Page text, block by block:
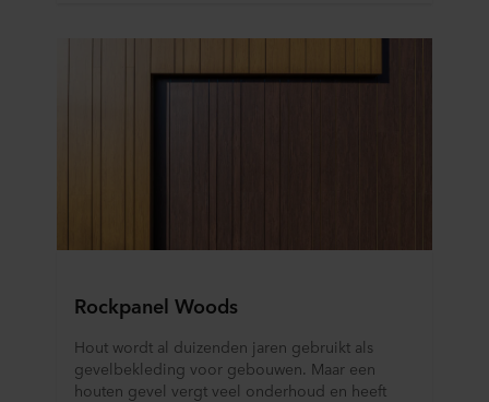
Rockpanel Woods
Hout wordt al duizenden jaren gebruikt als
gevelbekleding voor gebouwen. Maar een
houten gevel vergt veel onderhoud en heeft